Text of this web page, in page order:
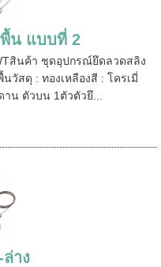
น แบบที่ 2
สินค้า ชุดอุปกรณ์ยึดลวดสลิง
วัสดุ : ทองเหลืองสี : โครเมี่
น ตัวบน 1ตัวตัวยึ...
าง